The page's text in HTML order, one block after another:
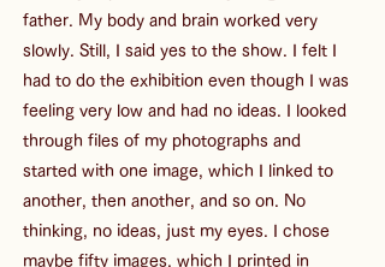
father. My body and brain worked very
slowly. Still, I said yes to the show. I felt I
had to do the exhibition even though I was
feeling very low and had no ideas. I looked
through files of my photographs and
started with one image, which I linked to
another, then another, and so on. No
thinking, no ideas, just my eyes. I chose
maybe fifty images, which I printed in